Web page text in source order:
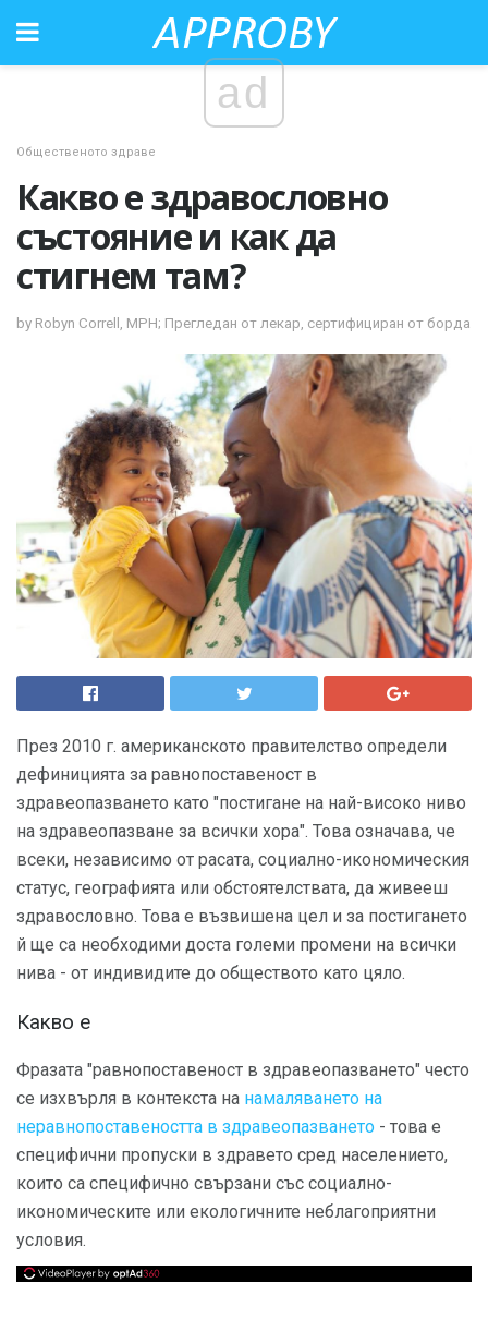
ad
Общественото здраве
Какво е здравословно
състояние и как да
стигнем там?
by Robyn Correll, MPH; Прегледан от лекар, сертифициран от борда
През 2010 г. американското правителство определи
дефиницията за равнопоставеност в
здравеопазването като "постигане на най-високо ниво
на здравеопазване за всички хора". Това означава, че
всеки, независимо от расата, социално-икономическия
статус, географията или обстоятелствата, да живееш
здравословно. Това е възвишена цел и за постигането
й ще са необходими доста големи промени на всички
нива - от индивидите до обществото като цяло.
Какво е
Фразата "равнопоставеност в здравеопазването" често
се изхвърля в контекста на намаляването на
неравнопоставеността в здравеопазването - това е
специфични пропуски в здравето сред населението,
които са специфично свързани със социално-
икономическите или екологичните неблагоприятни
условия.